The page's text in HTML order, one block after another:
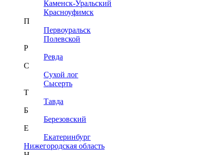
Каменск-Уральский
Красноуфимск
П
Первоуральск
Полевской
Р
Ревда
С
Сухой лог
Сысерть
Т
Тавда
Б
Березовский
Е
Екатеринбург
Нижегородская область